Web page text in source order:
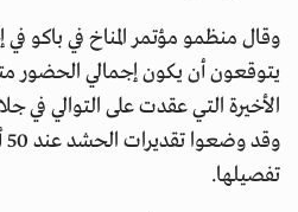
وقال منظمو مؤتمر المناخ في باكو
يتوقعون أن يكون إجمالي الحضور
الأخيرة التي عقدت على التوالي
تفصيلها.